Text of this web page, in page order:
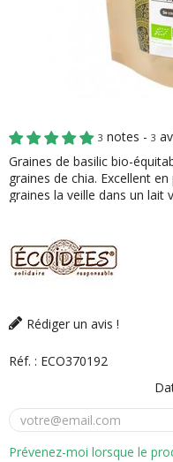
3 notes - 3
Graines de basilic bio-
graines de chia. Excellent
graines la veille dans un lait
Rédiger un avis !
Réf. : ECO370192
Prévenez-moi lorsque le